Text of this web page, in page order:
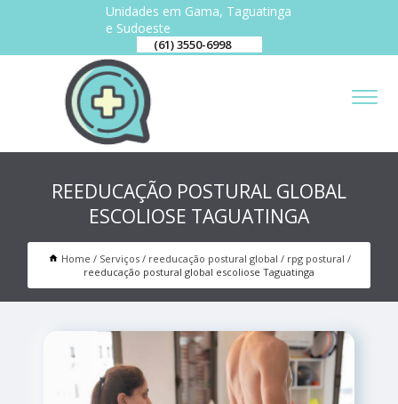
Unidades em Gama, Taguatinga
e Sudoeste
(61) 3550-6998
REEDUCAÇÃO POSTURAL GLOBAL
ESCOLIOSE TAGUATINGA
Home Serviços reeducação postural global
rpg postural
reeducação postural global escoliose Taguatinga